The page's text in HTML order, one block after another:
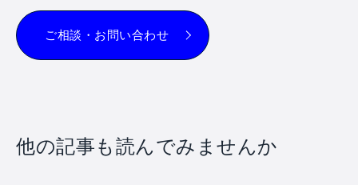
ご相談・お問い合わせ
他の記事も読んでみませんか